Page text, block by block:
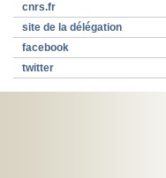
cnrs.fr
site de la délégation
facebook
twitter